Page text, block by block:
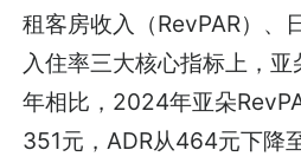
租客房收入（RevPAR）、
入住率三大核心指标上，
年相比，2024年亚朵
351元，ADR从464元下降